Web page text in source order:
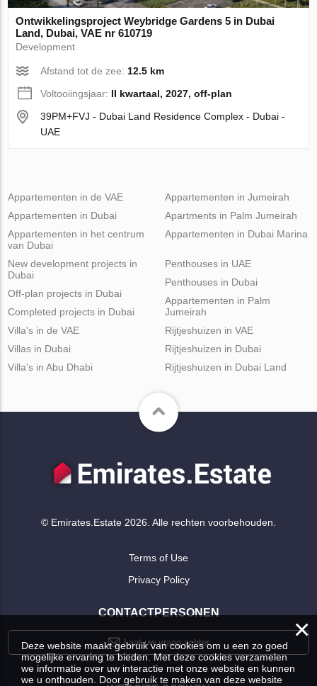
Ontwikkelingsproject Weybridge Gardens 5 in Dubai
Land, Dubai, VAE nr 610719
Development
Afstand tot de zee:12.5 km
Voltooiingsjaar: II kwartaal, 2027, off-plan
39PM+FVJ - Dubai Land Residence Complex - Dubai -
UAE
Appartementen in de VAE
Appartementen in Dubai
Appartementen in het centrum
van Dubai
Appartementen in Jumeirah
Apartments in Palm Jumeirah
Appartementen in Dubai Marina
New development projects in
Dubai
Off-plan projects in Dubai
Completed projects in Dubai
Penthouses in UAE
Penthouses in Dubai
Appartementen in Palm
Jumeirah
Villa's in de VAE
Villas in Dubai
Villa's in Abu Dhabi
Rijtjeshuizen in VAE
Rijtjeshuizen in Dubai
Rijtjeshuizen in Dubai Land
© Emirates.Estate 2026. Alle rechten voorbehouden.
Terms of Use
Privacy Policy
CONTACTPERSONEN
Laat uw vraag achter ×
Deze website maakt gebruik van cookies om u een zo goed
mogelijke ervaring te bieden. Met deze cookies verzamelen
we informatie over uw interactie met onze website en kunnen
we u onthouden. Door gebruik te maken van deze website